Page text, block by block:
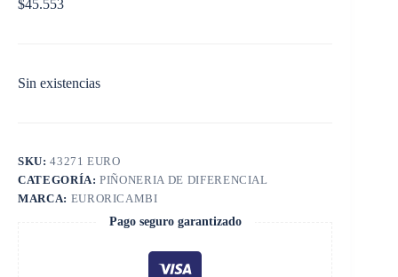
$45.553
Sin existencias
SKU:43271 EURO
CATEGORÍA:PIÑONERIA DE DIFERENCIAL
MARCA: EURORICAMBI
Pago seguro garantizado